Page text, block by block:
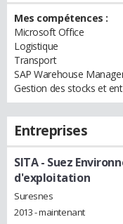
Mes compétences :
Microsoft Office
Logistique
Transport
SAP Warehouse
Gestion des stocks et
Entreprises
SITA - Suez
d'exploitation
Suresnes
2013 - maintenant